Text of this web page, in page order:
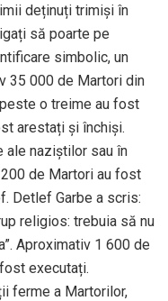
deținuți trimiși în
să poarte pe
simbolic, un
35 000 de Martori din
o treime au fost
arestați și închiși.
ale naziștilor sau în
de Martori au fost
Detlef Garbe a scris:
religios: trebuia să nu
Aproximativ 1 600 de
executați.
ferme a Martorilor,